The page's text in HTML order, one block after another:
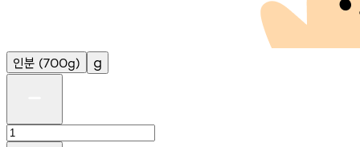
인분 (700g) g